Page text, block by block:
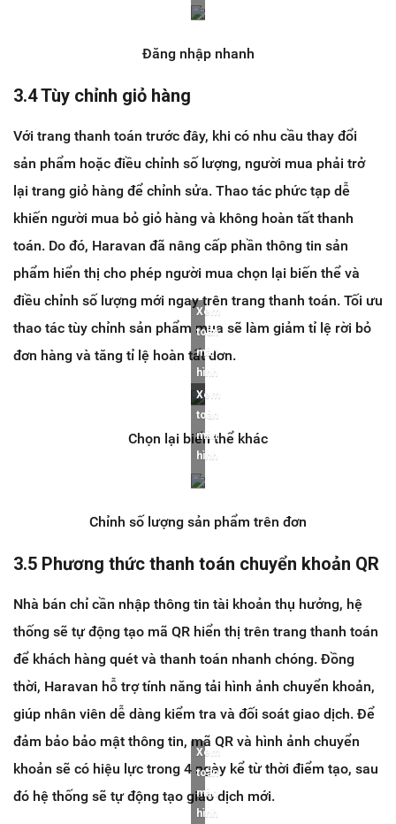
Đăng nhập nhanh
3.4 Tùy chỉnh giỏ hàng
Với trang thanh toán trước đây, khi có nhu cầu thay đổi
sản phẩm hoặc điều chỉnh số lượng, người mua phải trở
lại trang giỏ hàng để chỉnh sửa. Thao tác phức tạp dễ
khiến người mua bỏ giỏ hàng và không hoàn tất thanh
toán. Do đó, Haravan đã nâng cấp phần thông tin sản
phẩm hiển thị cho phép người mua chọn lại biến thể và
điều chỉnh số lượng mới ngay trên trang thanh toán. Tối ưu
thao tác tùy chỉnh sản phẩm mua sẽ làm giảm tỉ lệ rời bỏ
đơn hàng và tăng tỉ lệ hoàn tất đơn.
Xem
toàn
màn
hình
Chọn lại biến thể khác
Xem
toàn
màn
hình
Chỉnh số lượng sản phẩm trên đơn
3.5 Phương thức thanh toán chuyển khoản QR
Nhà bán chỉ cần nhập thông tin tài khoản thụ hưởng, hệ
thống sẽ tự động tạo mã QR hiển thị trên trang thanh toán
để khách hàng quét và thanh toán nhanh chóng. Đồng
thời, Haravan hỗ trợ tính năng tải hình ảnh chuyển khoản,
giúp nhân viên dễ dàng kiểm tra và đối soát giao dịch. Để
đảm bảo bảo mật thông tin, mã QR và hình ảnh chuyển
khoản sẽ có hiệu lực trong 4 ngày kể từ thời điểm tạo, sau
đó hệ thống sẽ tự động tạo giao dịch mới.
Xem
toàn
màn
hình